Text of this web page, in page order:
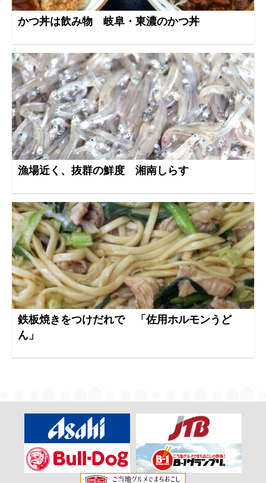
かつ丼は飲み物 岐阜・東濃のかつ丼
漁場近く、抜群の鮮度 湘南しらす
鉄板焼きをつけだれで 「佐用ホルモンうど
ん」